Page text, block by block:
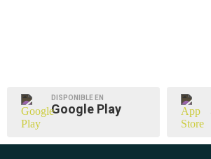
DISPONIBLE EN
Google Play